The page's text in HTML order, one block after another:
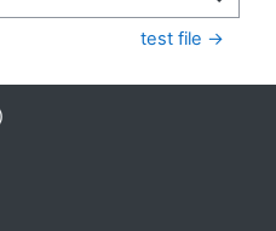
test file →
)